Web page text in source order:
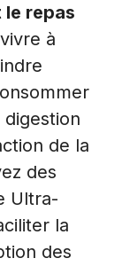
le repas
à
de la
des
Ultra-
la
des